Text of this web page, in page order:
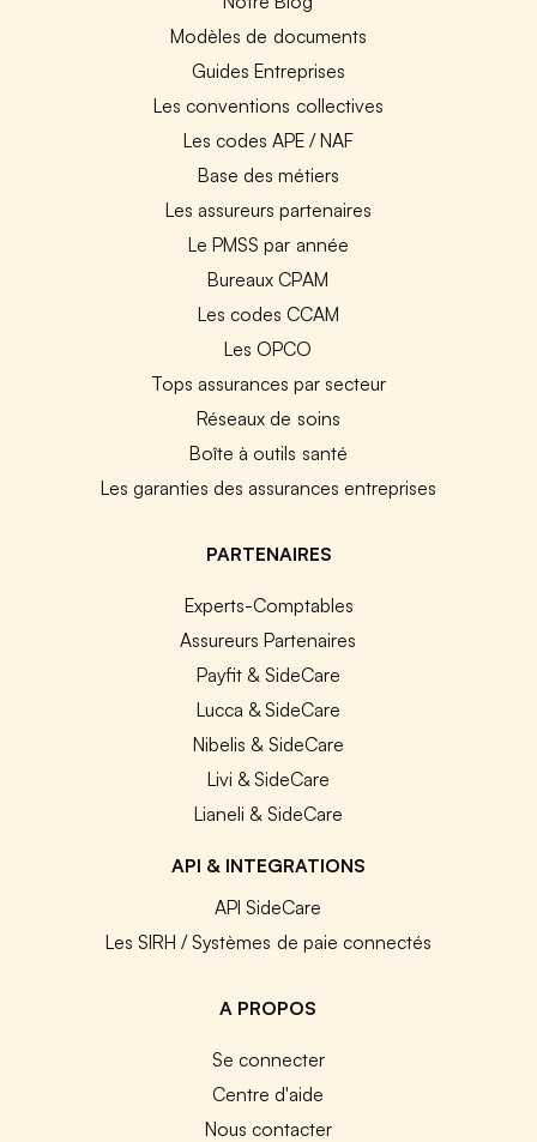
Modèles de documents
Guides Entreprises
Les conventions collectives
Les codes APE / NAF
Base des métiers
Les assureurs partenaires
Le PMSS par année
Bureaux CPAM
Les codes CCAM
Les OPCO
Tops assurances par secteur
Réseaux de soins
Boîte à outils santé
Les garanties des assurances entreprises
PARTENAIRES
Experts-Comptables
Assureurs Partenaires
Payfit & SideCare
Lucca & SideCare
Nibelis & SideCare
Livi & SideCare
Lianeli & SideCare
API & INTEGRATIONS
API SideCare
Les SIRH / Systèmes de paie connectés
A PROPOS
Se connecter
Centre d'aide
Nous contacter